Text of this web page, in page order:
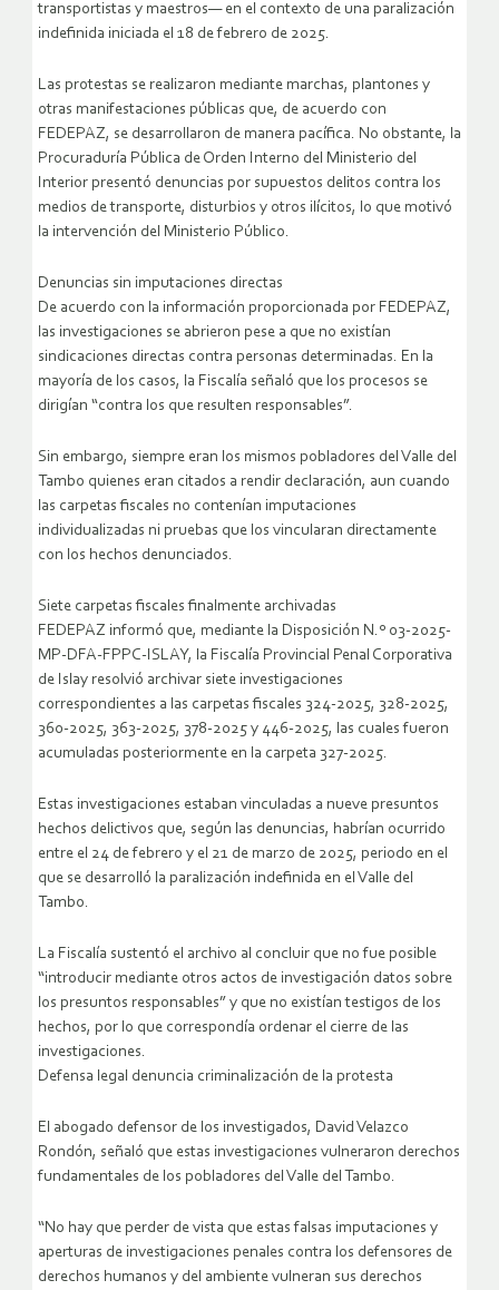
transportistas y maestros— en el contexto de una paralización
indefinida iniciada el 18 de febrero de 2025.
Las protestas se realizaron mediante marchas, plantones y
otras manifestaciones públicas que, de acuerdo con
FEDEPAZ, se desarrollaron de manera pacífica. No obstante, la
Procuraduría Pública de Orden Interno del Ministerio del
Interior presentó denuncias por supuestos delitos contra los
medios de transporte, disturbios y otros ilícitos, lo que motivó
la intervención del Ministerio Público.
Denuncias sin imputaciones directas
De acuerdo con la información proporcionada por FEDEPAZ,
las investigaciones se abrieron pese a que no existían
sindicaciones directas contra personas determinadas. En la
mayoría de los casos, la Fiscalía señaló que los procesos se
dirigían “contra los que resulten responsables”.
Sin embargo, siempre eran los mismos pobladores del Valle del
Tambo quienes eran citados a rendir declaración, aun cuando
las carpetas fiscales no contenían imputaciones
individualizadas ni pruebas que los vincularan directamente
con los hechos denunciados.
Siete carpetas fiscales finalmente archivadas
FEDEPAZ informó que, mediante la Disposición N.º 03-2025-
MP-DFA-FPPC-ISLAY, la Fiscalía Provincial Penal Corporativa
de Islay resolvió archivar siete investigaciones
correspondientes a las carpetas fiscales 324-2025, 328-2025,
360-2025, 363-2025, 378-2025 y 446-2025, las cuales fueron
acumuladas posteriormente en la carpeta 327-2025.
Estas investigaciones estaban vinculadas a nueve presuntos
hechos delictivos que, según las denuncias, habrían ocurrido
entre el 24 de febrero y el 21 de marzo de 2025, periodo en el
que se desarrolló la paralización indefinida en el Valle del
Tambo.
La Fiscalía sustentó el archivo al concluir que no fue posible
“introducir mediante otros actos de investigación datos sobre
los presuntos responsables” y que no existían testigos de los
hechos, por lo que correspondía ordenar el cierre de las
investigaciones.
Defensa legal denuncia criminalización de la protesta
El abogado defensor de los investigados, David Velazco
Rondón, señaló que estas investigaciones vulneraron derechos
fundamentales de los pobladores del Valle del Tambo.
“No hay que perder de vista que estas falsas imputaciones y
aperturas de investigaciones penales contra los defensores de
derechos humanos y del ambiente vulneran sus derechos